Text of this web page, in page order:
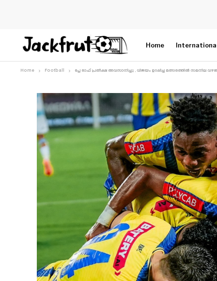
Home
Home Football പ്ലേ ഓഫ് പ്രതീക്ഷ അവസാനിച്ചു , വിജയം ഉറപ്പിച്ച മത്സരത്തിൽ സമനില